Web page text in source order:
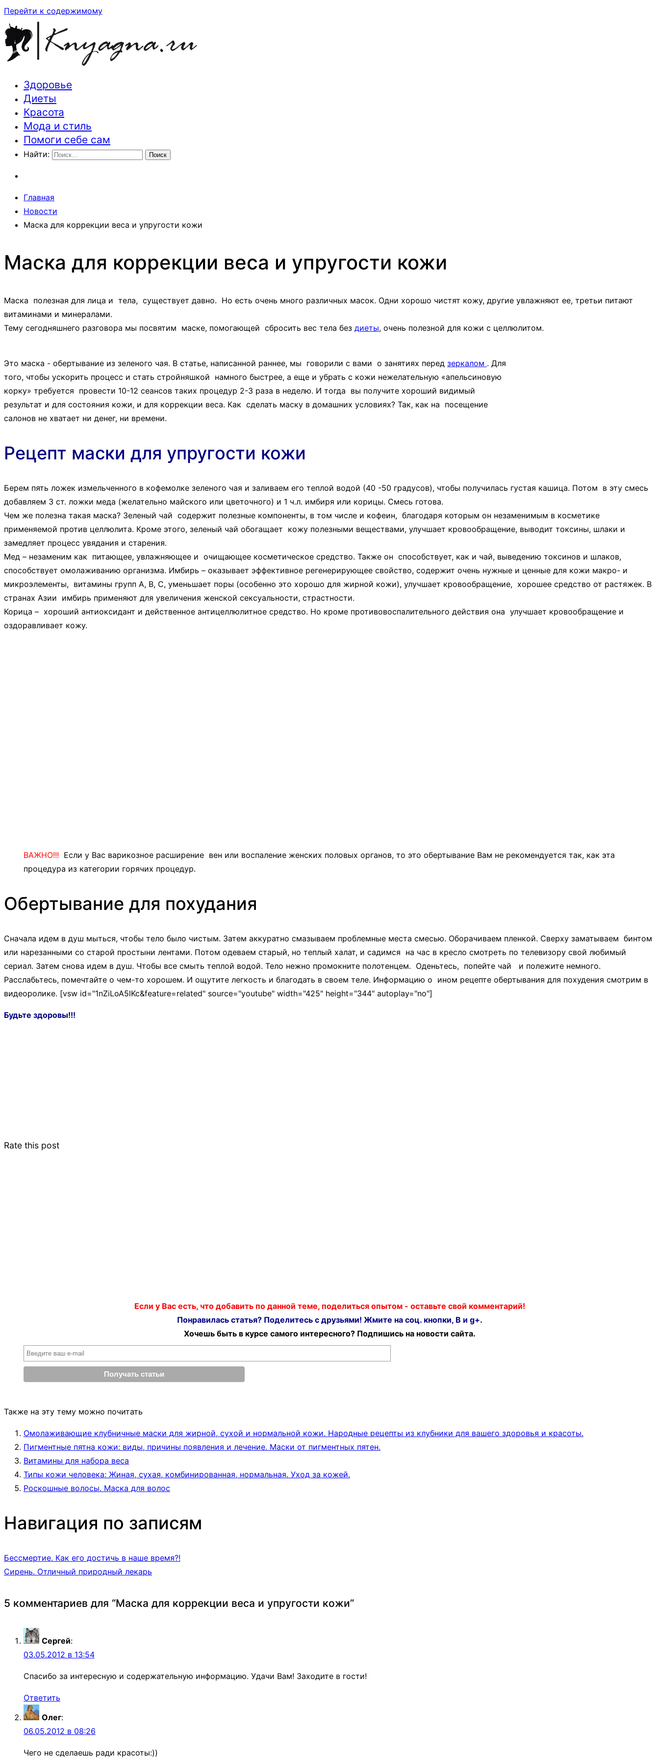
Перейти к содержимому
Траектория здоровья и красоты
Здоровье
Диеты
Красота
Мода и стиль
Помоги себе сам
Найти:
Главная
Новости
Маска для коррекции веса и упругости кожи
Маска для коррекции веса и упругости кожи
Маска полезная для лица и тела, существует давно. Но есть очень много различных масок. Одни хорошо чистят кожу, другие увлажняют ее, третьи питают
витаминами и минералами.
Тему сегодняшнего разговора мы посвятим маске, помогающей сбросить вес тела без диеты, очень полезной для кожи с целлюлитом.
Это маска - обертывание из зеленого чая. В статье, написанной раннее, мы говорили с вами о занятиях перед зеркалом . Для
того, чтобы ускорить процесс и стать стройняшкой намного быстрее, а еще и убрать с кожи нежелательную «апельсиновую
корку» требуется провести 10-12 сеансов таких процедур 2-3 раза в неделю. И тогда вы получите хороший видимый
результат и для состояния кожи, и для коррекции веса. Как сделать маску в домашних условиях? Так, как на посещение
салонов не хватает ни денег, ни времени.
Рецепт маски для упругости кожи
Берем пять ложек измельченного в кофемолке зеленого чая и заливаем его теплой водой (40 -50 градусов), чтобы получилась густая кашица. Потом в эту смесь
добавляем 3 ст. ложки меда (желательно майского или цветочного) и 1 ч.л. имбиря или корицы. Смесь готова.
Чем же полезна такая маска? Зеленый чай содержит полезные компоненты, в том числе и кофеин, благодаря которым он незаменимым в косметике
применяемой против целлюлита. Кроме этого, зеленый чай обогащает кожу полезными веществами, улучшает кровообращение, выводит токсины, шлаки и
замедляет процесс увядания и старения.
Мед – незаменим как питающее, увлажняющее и очищающее косметическое средство. Также он способствует, как и чай, выведению токсинов и шлаков,
способствует омолаживанию организма. Имбирь – оказывает эффективное регенерирующее свойство, содержит очень нужные и ценные для кожи макро- и
микроэлементы, витамины групп А, В, С, уменьшает поры (особенно это хорошо для жирной кожи), улучшает кровообращение, хорошее средство от растяжек. В
странах Азии имбирь применяют для увеличения женской сексуальности, страстности.
Корица – хороший антиоксидант и действенное антицеллюлитное средство. Но кроме противовоспалительного действия она улучшает кровообращение и
оздоравливает кожу.
ВАЖНО!!! Если у Вас варикозное расширение вен или воспаление женских половых органов, то это обертывание Вам не рекомендуется так, как эта
процедура из категории горячих процедур.
Обертывание для похудания
Сначала идем в душ мыться, чтобы тело было чистым. Затем аккуратно смазываем проблемные места смесью. Оборачиваем пленкой. Сверху заматываем бинтом
или нарезанными со старой простыни лентами. Потом одеваем старый, но теплый халат, и садимся на час в кресло смотреть по телевизору свой любимый
сериал. Затем снова идем в душ. Чтобы все смыть теплой водой. Тело нежно промокните полотенцем. Оденьтесь, попейте чай и полежите немного.
Расслабьтесь, помечтайте о чем-то хорошем. И ощутите легкость и благодать в своем теле. Информацию о ином рецепте обертывания для похудения смотрим в
видеоролике. [vsw id="1nZiLoA5lKc&feature=related" source="youtube" width="425" height="344" autoplay="no"]
Будьте здоровы!!!
Rate this post
Если у Вас есть, что добавить по данной теме, поделиться опытом - оставьте свой комментарий!
Понравилась статья? Поделитесь с друзьями! Жмите на соц. кнопки, В и g+.
Хочешь быть в курсе самого интересного? Подпишись на новости сайта.
Также на эту тему можно почитать
Омолаживающие клубничные маски для жирной, сухой и нормальной кожи. Народные рецепты из клубники для вашего здоровья и красоты.
Пигментные пятна кожи: виды, причины появления и лечение. Маски от пигментных пятен.
Витамины для набора веса
Типы кожи человека: Жиная, сухая, комбинированная, нормальная. Уход за кожей.
Роскошные волосы. Маска для волос
Навигация по записям
Бессмертие. Как его достичь в наше время?!
Сирень. Отличный природный лекарь
5 комментариев для “Маска для коррекции веса и упругости кожи”
Сергей:
03.05.2012 в 13:54
Спасибо за интересную и содержательную информацию. Удачи Вам! Заходите в гости!
Ответить
Олег:
06.05.2012 в 08:26
Чего не сделаешь ради красоты:))